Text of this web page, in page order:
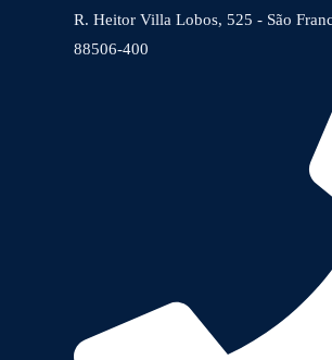
R. Heitor Villa Lobos, 525 - São
88506-400